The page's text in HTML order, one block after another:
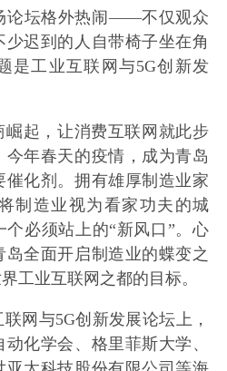
论坛格外热闹——不仅观众
迟到的人自带椅子坐在角
是工业互联网与5G创新发
崛起，让消费互联网就此步
今年春天的疫情，成为青岛
化剂。拥有雄厚制造业家
制造业视为看家功夫的城
必须站上的“新风口”。心
全面开启制造业的蝶变之
工业互联网之都的目标。
网与5G创新发展论坛上，
化学会、格里菲斯大学、